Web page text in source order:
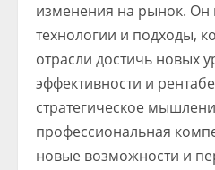
изменения на рынок. Он
технологии и подходы,
отрасли достичь новых
эффективности и
стратегическое
профессиональная
новые возможности и